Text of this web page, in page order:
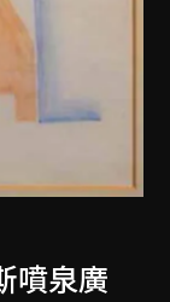
噴泉廣